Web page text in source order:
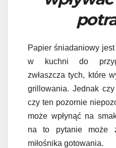
Papier śniadaniowy
w kuchni do
zwłaszcza tych, które
grillowania. Jednak
czy ten pozornie
może wpłynąć na
na to pytanie może
miłośnika gotowania.